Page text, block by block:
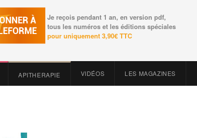
Je reçois pendant 1 an, en version pdf,
tous les numéros et les éditions spéciales
pour uniquement 3,90€ TTC
APITHERAPIE VIDÉOS LES MAGAZINES